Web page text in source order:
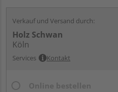
Verkauf und Versand durch:
Holz Schwan
Köln
Services Kontakt